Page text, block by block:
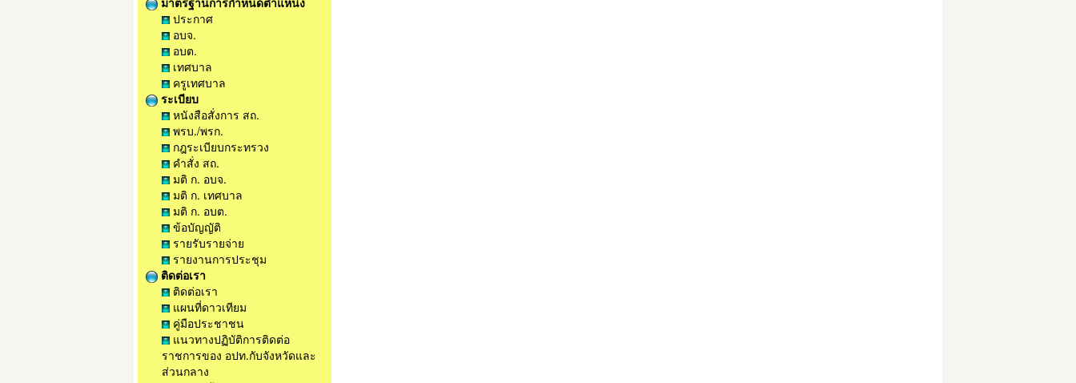
ประกาศ
อบจ.
อบต.
เทศบาล
ครูเทศบาล
ระเบียบ
หนังสือสั่งการ สถ.
พรบ./พรก.
กฎระเบียบกระทรวง
คำสั่ง สถ.
มติ ก. อบจ.
มติ ก. เทศบาล
มติ ก. อบต.
ข้อบัญญัติ
รายรับรายจ่าย
รายงานการประชุม
ติดต่อเรา
ติดต่อเรา
แผนที่ดาวเทียม
คู่มือประชาชน
แนวทางปฏิบัติการติดต่อ
ราชการของ อปท.กับจังหวัดและ
ส่วนกลาง